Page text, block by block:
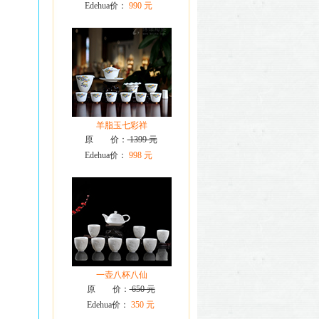
Edehua价： 990 元
羊脂玉七彩祥
原 价：1399 元
Edehua价： 998 元
一壶八杯八仙
原 价：650 元
Edehua价： 350 元